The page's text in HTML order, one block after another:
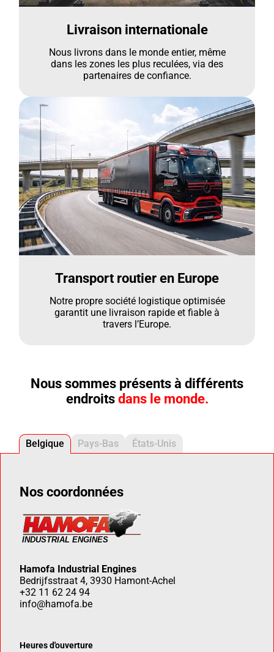
Livraison internationale
Nous livrons dans le monde entier, même
dans les zones les plus reculées, via des
partenaires de confiance.
Transport routier en Europe
Notre propre société logistique optimisée
garantit une livraison rapide et fiable à
travers l’Europe.
Nous sommes présents à différents
endroits dans le monde.
Belgique Pays-Bas États-Unis
Nos coordonnées
Hamofa Industrial Engines
Bedrijfsstraat 4, 3930 Hamont-Achel
+32 11 62 24 94
info@hamofa.be
Heures d'ouverture